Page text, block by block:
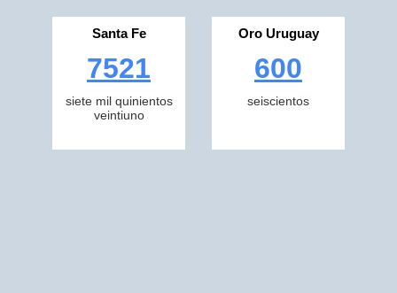
Santa Fe
7521
siete mil quinientos
veintiuno
Oro Uruguay
600
seiscientos